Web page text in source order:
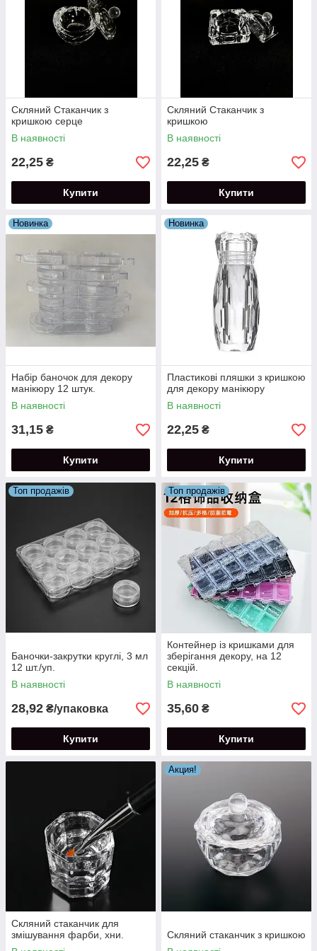
Скляний Стаканчик з
кришкою серце
В наявності
22,25 ₴
Купити
Скляний Стаканчик з
кришкою
В наявності
22,25 ₴
Купити
Новинка
Набір баночок для декору
манікюру 12 штук.
В наявності
31,15 ₴
Купити
Новинка
Пластикові пляшки з кришкою
для декору манікюру
В наявності
22,25 ₴
Купити
Топ продажів
Баночки-закрутки круглі, 3 мл
12 шт./уп.
В наявності
28,92 ₴/упаковка
Купити
Топ продажів
Контейнер із кришками для
зберігання декору, на 12
секцій.
В наявності
35,60 ₴
Купити
Скляний стаканчик для
змішування фарби, хни.
Акция!
Скляний стаканчик з кришкою